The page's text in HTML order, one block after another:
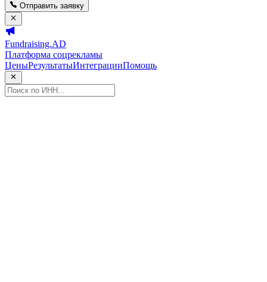
Отправить заявку
Fundraising.AD
Платформа соцрекламы
ЦеныРезультатыИнтеграцииПомощь